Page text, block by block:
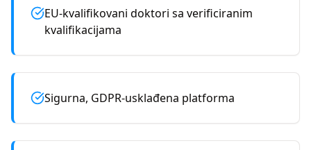
EU-kvalifikovani doktori sa verificiranim
kvalifikacijama
Sigurna, GDPR-usklađena platforma